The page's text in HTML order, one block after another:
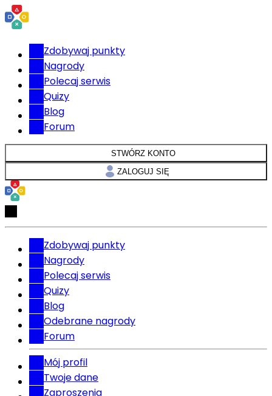
Zdobywaj punkty
Nagrody
Polecaj serwis
Quizy
Blog
Forum
STWÓRZ KONTO
ZALOGUJ SIĘ
Zdobywaj punkty
Nagrody
Polecaj serwis
Quizy
Blog
Odebrane nagrody
Forum
Mój profil
Twoje dane
Zaproszenia